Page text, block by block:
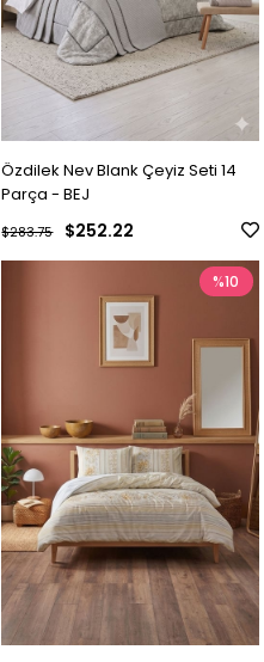
Özdilek Nev Blank Çeyiz Seti 14
Parça - BEJ
$252.22
$283.75
%10